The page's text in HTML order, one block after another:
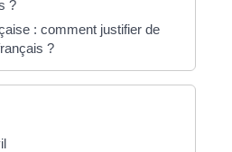
?
: comment justifier de
?